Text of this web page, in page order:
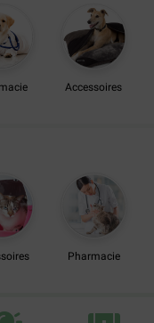
Accessoires
Pharmacie